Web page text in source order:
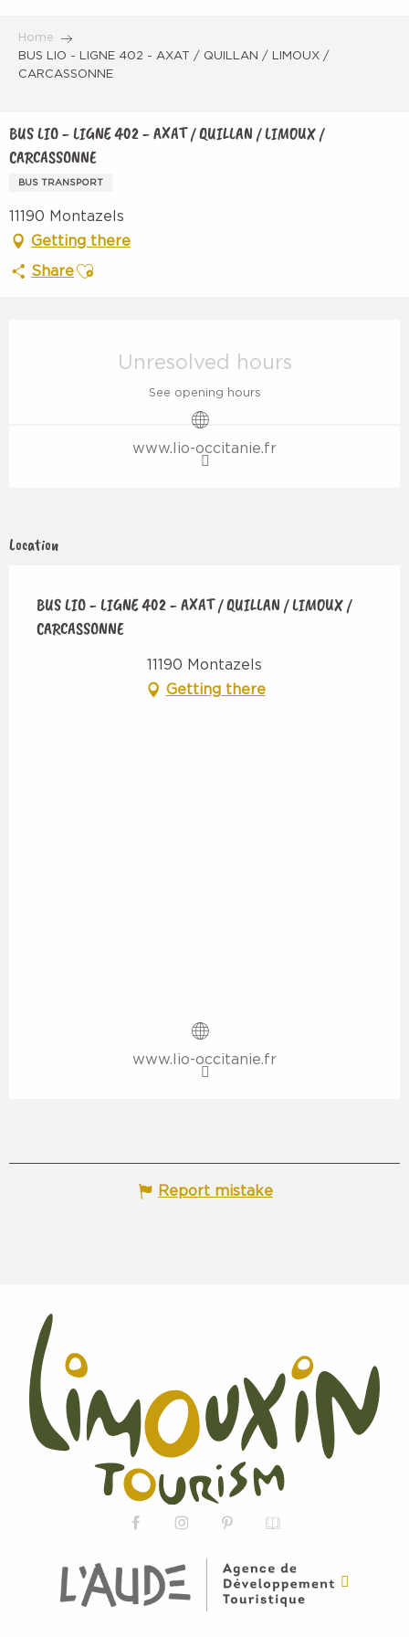
contenu
principal
Home
BUS LIO - LIGNE 402 - AXAT / QUILLAN / LIMOUX /
CARCASSONNE
BUS LIO - LIGNE 402 - AXAT / QUILLAN / LIMOUX /
CARCASSONNE
BUS TRANSPORT
11190 Montazels
Getting there
ShareAjouter aux favoris
Unresolved hours
See opening hours
www.lio-occitanie.fr
Location
BUS LIO - LIGNE 402 - AXAT / QUILLAN / LIMOUX /
CARCASSONNE
11190 Montazels
Getting there
www.lio-occitanie.fr
Report mistake